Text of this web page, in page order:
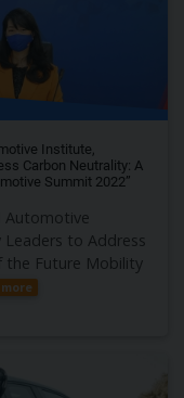
Institute,
Carbon Neutrality: A
Summit 2022”
Automotive
to Address
the Future Mobility